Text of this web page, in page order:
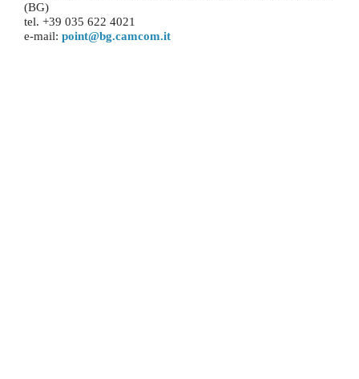
(BG)
tel. +39 035 622 4021
e-mail: point@bg.camcom.it